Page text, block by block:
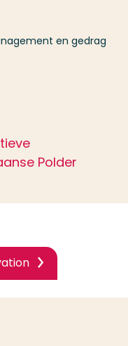
en gedrag
Polder